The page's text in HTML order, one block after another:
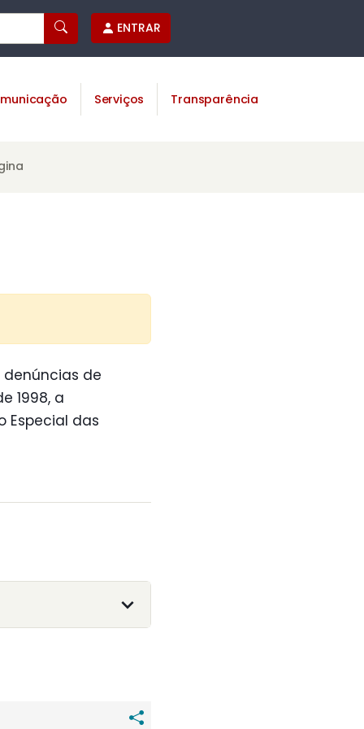
ENTRAR
Serviços Transparência
denúncias de
1998, a
Especial das